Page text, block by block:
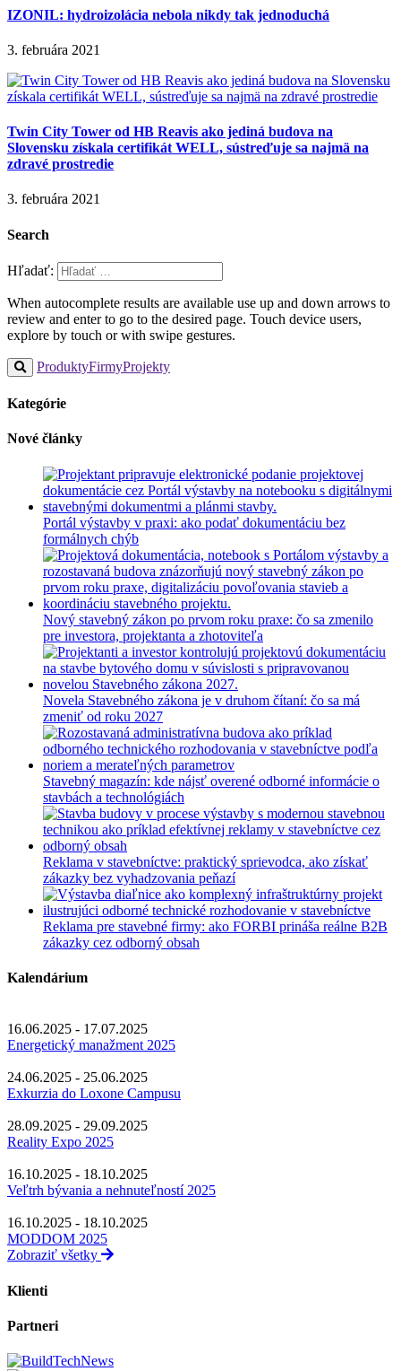
IZONIL: hydroizolácia nebola nikdy tak jednoduchá
3. februára 2021
Twin City Tower od HB Reavis ako jediná budova na
Slovensku získala certifikát WELL, sústreďuje sa najmä na
zdravé prostredie
3. februára 2021
Search
Hľadať:
When autocomplete results are available use up and down arrows to
review and enter to go to the desired page. Touch device users,
explore by touch or with swipe gestures.
ProduktyFirmyProjekty
Kategórie
Nové články
Portál výstavby v praxi: ako podať dokumentáciu bez
formálnych chýb
Nový stavebný zákon po prvom roku praxe: čo sa zmenilo
pre investora, projektanta a zhotoviteľa
Novela Stavebného zákona je v druhom čítaní: čo sa má
zmeniť od roku 2027
Stavebný magazín: kde nájsť overené odborné informácie o
stavbách a technológiách
Reklama v stavebníctve: praktický sprievodca, ako získať
zákazky bez vyhadzovania peňazí
Reklama pre stavebné firmy: ako FORBI prináša reálne B2B
zákazky cez odborný obsah
Kalendárium
16.06.2025 - 17.07.2025
Energetický manažment 2025
24.06.2025 - 25.06.2025
Exkurzia do Loxone Campusu
28.09.2025 - 29.09.2025
Reality Expo 2025
16.10.2025 - 18.10.2025
Veľtrh bývania a nehnuteľností 2025
16.10.2025 - 18.10.2025
MODDOM 2025
Zobraziť všetky
Klienti
Partneri